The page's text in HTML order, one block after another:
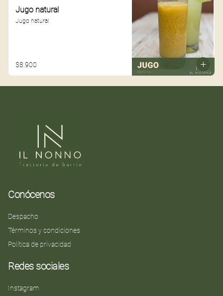
Jugo natural
Jugo natural
$8.900
Conócenos
Despacho
Términos y condiciones
Política de privacidad
Redes sociales
Instagram